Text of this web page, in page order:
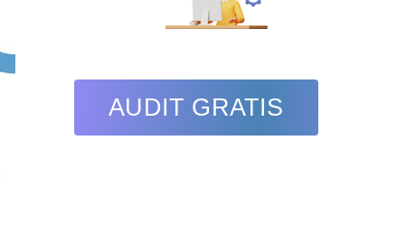
AUDIT GRATIS